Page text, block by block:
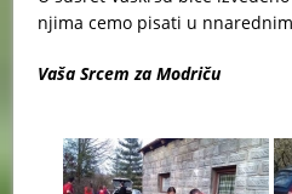
njima cemo pisati u
Vaša Srcem za Modriču